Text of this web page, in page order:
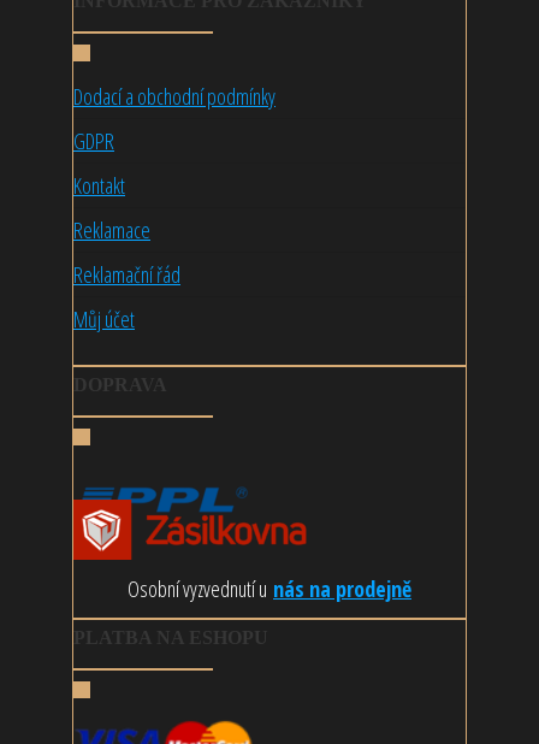
Dodací a obchodní podmínky
GDPR
Kontakt
Reklamace
Reklamační řád
Můj účet
DOPRAVA
Osobní vyzvednutí u nás na prodejně
PLATBA NA ESHOPU